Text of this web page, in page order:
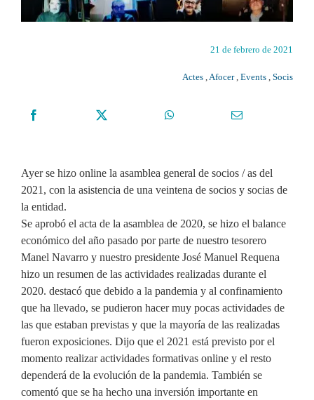
21 de febrero de 2021
Actes ,Afocer,Events ,Socis
Ayer se hizo online la asamblea general de socios / as del
2021, con la asistencia de una veintena de socios y socias de
la entidad.
Se aprobó el acta de la asamblea de 2020, se hizo el balance
económico del año pasado por parte de nuestro tesorero
Manel Navarro y nuestro presidente José Manuel Requena
hizo un resumen de las actividades realizadas durante el
2020. destacó que debido a la pandemia y al confinamiento
que ha llevado, se pudieron hacer muy pocas actividades de
las que estaban previstas y que la mayoría de las realizadas
fueron exposiciones. Dijo que el 2021 está previsto por el
momento realizar actividades formativas online y el resto
dependerá de la evolución de la pandemia. También se
comentó que se ha hecho una inversión importante en